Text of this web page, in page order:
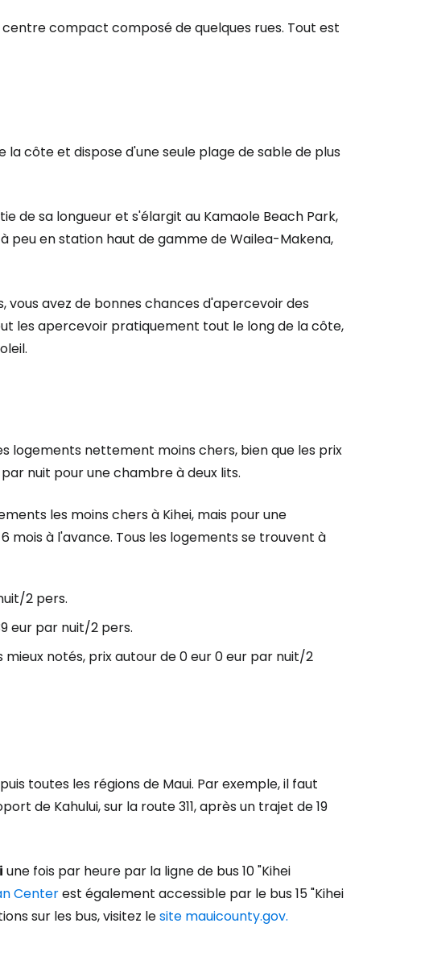
compact composé de quelques rues. Tout est
la côte et dispose d'une seule plage de sable de plus
de sa longueur et s'élargit au Kamaole Beach Park,
peu en station haut de gamme de Wailea-Makena,
vous avez de bonnes chances d'apercevoir des
les apercevoir pratiquement tout le long de la côte,
logements nettement moins chers, bien que les prix
nuit pour une chambre à deux lits.
les moins chers à Kihei, mais pour une
mois à l'avance. Tous les logements se trouvent à
2 pers.
eur par nuit/2 pers.
notés, prix autour de 0 eur 0 eur par nuit/2
toutes les régions de Maui. Par exemple, il faut
de Kahului, sur la route 311, après un trajet de 19
une fois par heure par la ligne de bus 10 "Kihei
Centerest également accessible par le bus 15 "Kihei
sur les bus, visitez lesite mauicounty.gov.
à Cestee
des voyageurs
Continuer avec Facebook
avec le courrier électronique